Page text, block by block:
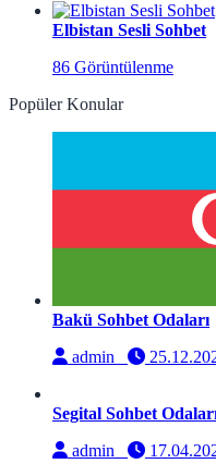
Elbistan Sesli Sohbet
86 Görüntülenme
Popüler Konular
Bakü Sohbet Odaları
admin
Segital Sohbet
admin